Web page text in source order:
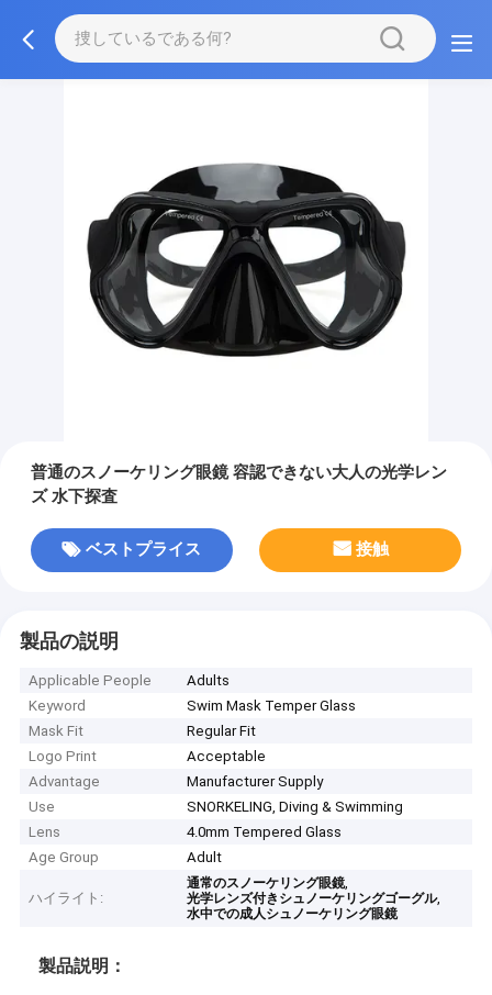
普通のスノーケリング眼鏡 容認できない大人の光学レン
ズ 水下探査
ベストプライス 接触
製品の説明
Applicable People
Adults
Keyword
Swim Mask Temper Glass
Mask Fit
Regular Fit
Logo Print
Acceptable
Advantage
Manufacturer Supply
Use
SNORKELING, Diving & Swimming
Lens
4.0mm Tempered Glass
Age Group
Adult
ハイライト:
通常のスノーケリング眼鏡,
光学レンズ付きシュノーケリングゴーグル,
水中での成人シュノーケリング眼鏡
製品説明：